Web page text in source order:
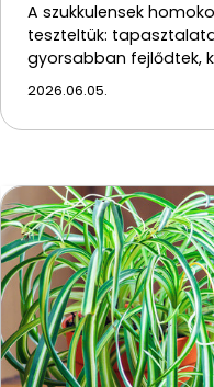
A szukkulensek
teszteltük:
gyorsabban fejlődtek,
2026.06.05.